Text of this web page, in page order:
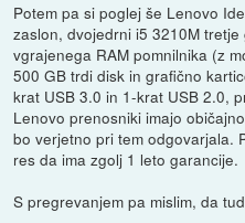
Potem pa si poglej še Lenovo
zaslon, dvojedrni i5 3210M
vgrajenega RAM pomnilnika (z
500 GB trdi disk in grafično
krat USB 3.0 in 1-krat USB 2.0,
Lenovo prenosniki imajo
bo verjetno pri tem odgovarjala.
res da ima zgolj 1 leto garancije.
S pregrevanjem pa mislim, da